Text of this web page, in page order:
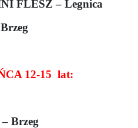
FLESZ – Legnica
12-15 lat:
Brzeg